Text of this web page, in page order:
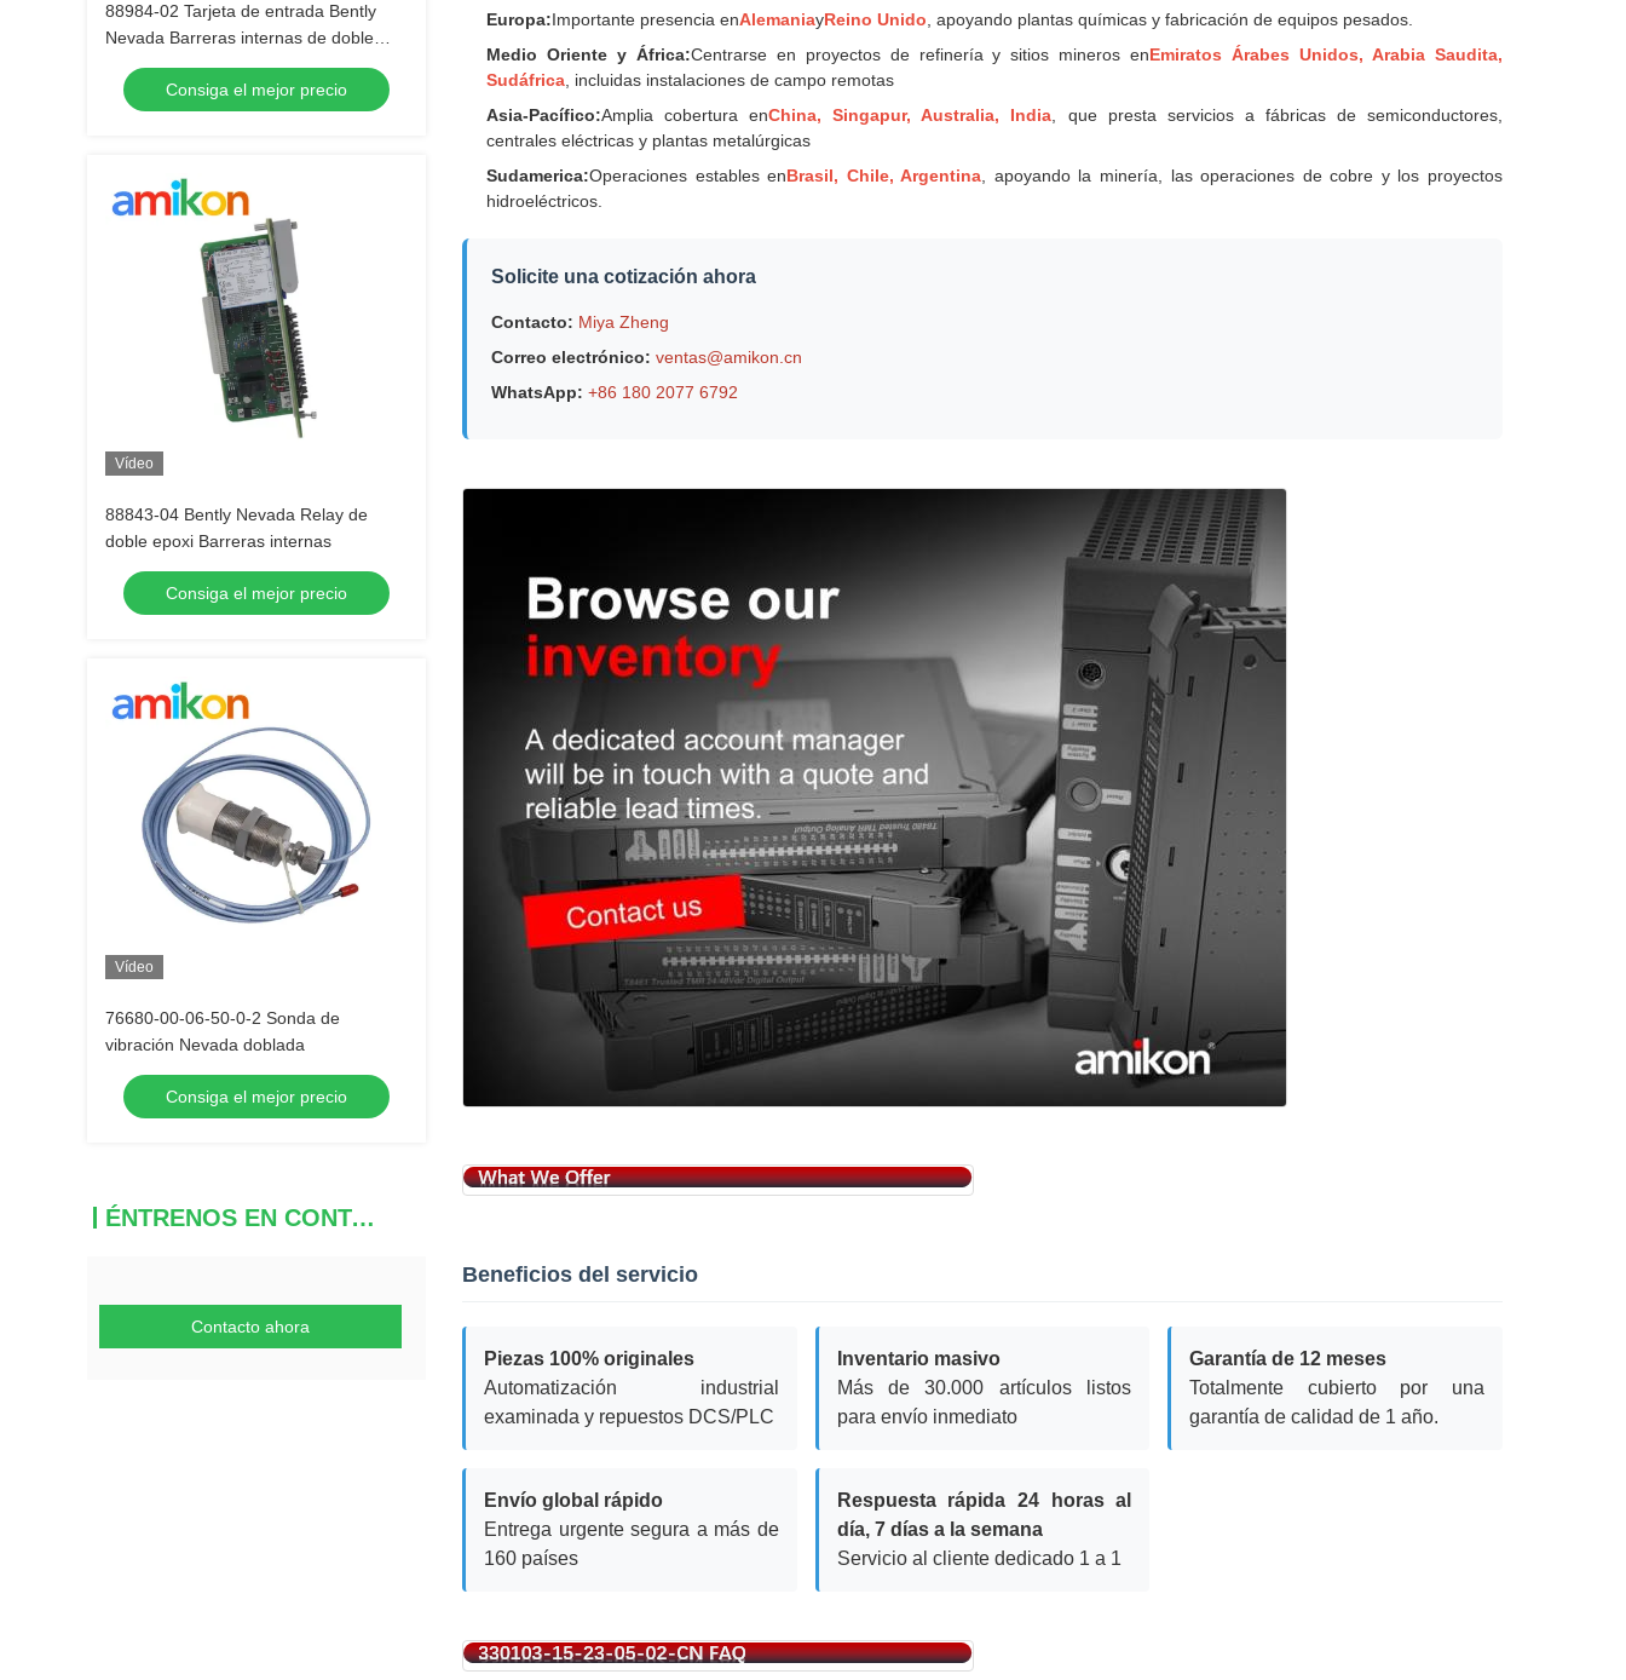
88984-02 Tarjeta de entrada Bently
Nevada Barreras internas de doble
epoxi
Consiga el mejor precio
Vídeo
88843-04 Bently Nevada Relay de
doble epoxi Barreras internas
Consiga el mejor precio
Vídeo
76680-00-06-50-0-2 Sonda de
vibración Nevada doblada
Consiga el mejor precio
ÉNTRENOS EN CONTACTO CON
Contacto ahora
Europa:Importante presencia enAlemaniayReino Unido , apoyando plantas químicas y fabricación de equipos pesados.
Medio Oriente y África:Centrarse en proyectos de refinería y sitios mineros enEmiratos Árabes Unidos, Arabia Saudita,
Sudáfrica , incluidas instalaciones de campo remotas
Asia-Pacífico:Amplia cobertura enChina, Singapur, Australia, India , que presta servicios a fábricas de semiconductores,
centrales eléctricas y plantas metalúrgicas
Sudamerica:Operaciones estables enBrasil, Chile, Argentina , apoyando la minería, las operaciones de cobre y los proyectos
hidroeléctricos.
Solicite una cotización ahora
Contacto: Miya Zheng
Correo electrónico: ventas@amikon.cn
WhatsApp: +86 180 2077 6792
Beneficios del servicio
Piezas 100% originales
Automatización industrial
examinada y repuestos DCS/PLC
Inventario masivo
Más de 30.000 artículos listos
para envío inmediato
Garantía de 12 meses
Totalmente cubierto por una
garantía de calidad de 1 año.
Envío global rápido
Entrega urgente segura a más de
160 países
Respuesta rápida 24 horas al
día, 7 días a la semana
Servicio al cliente dedicado 1 a 1